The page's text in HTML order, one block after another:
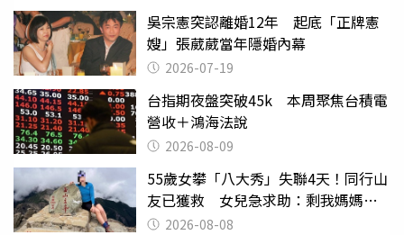
吳宗憲突認離婚12年 起底「正牌憲
嫂」張葳葳當年隱婚內幕
2026-07-19
台指期夜盤突破45k 本周聚焦台積電
營收＋鴻海法說
2026-08-09
55歲女攀「八大秀」失聯4天！同行山
友已獲救 女兒急求助：剩我媽媽還
沒找到
2026-08-08